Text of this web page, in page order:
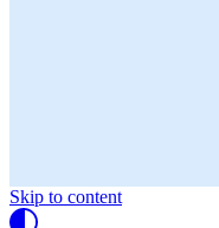
Skip to content